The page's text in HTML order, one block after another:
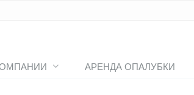
АРЕНДА ОПАЛУБКИ